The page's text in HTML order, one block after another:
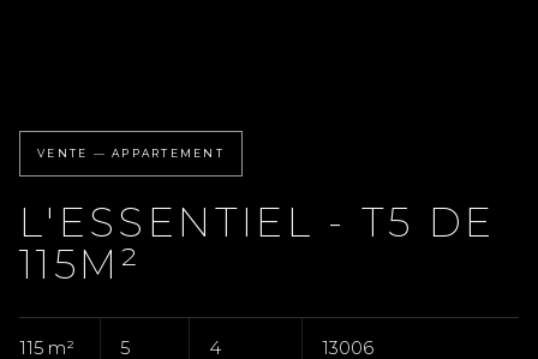
VENTE — APPARTEMENT
L'ESSENTIEL - T5 DE
115M²
115 m² 5 4 13006